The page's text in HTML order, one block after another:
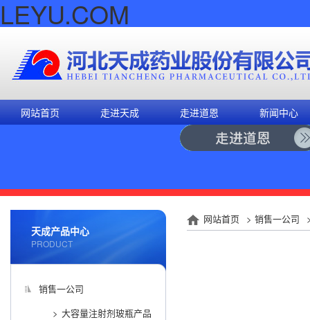
LEYU.COM
网站首页 走进天成 走进道恩 新闻中心
天成产品中心
PRODUCT
销售一公司
大容量注射剂玻瓶产品
网站首页 > 销售一公司